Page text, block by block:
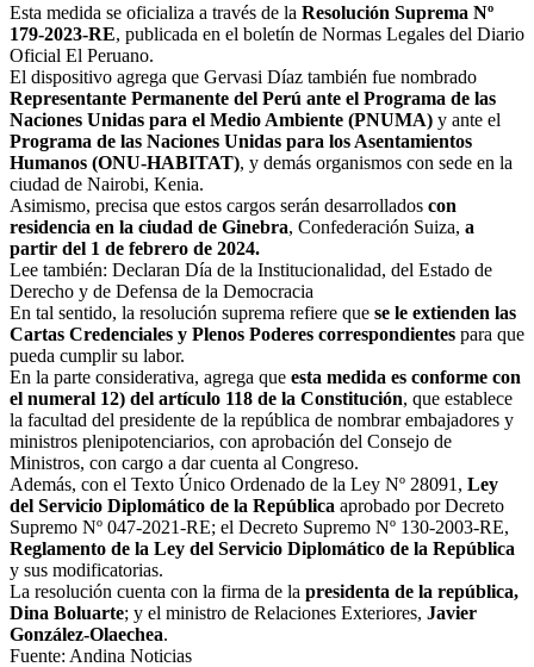
Esta medida se oficializa a través de la Resolución Suprema Nº
179-2023-RE, publicada en el boletín de Normas Legales del Diario
Oficial El Peruano.
El dispositivo agrega que Gervasi Díaz también fue nombrado
Representante Permanente del Perú ante el Programa de las
Naciones Unidas para el Medio Ambiente (PNUMA) y ante el
Programa de las Naciones Unidas para los Asentamientos
Humanos (ONU-HABITAT), y demás organismos con sede en la
ciudad de Nairobi, Kenia.
Asimismo, precisa que estos cargos serán desarrollados con
residencia en la ciudad de Ginebra, Confederación Suiza, a
partir del 1 de febrero de 2024.
Lee también: Declaran Día de la Institucionalidad, del Estado de
Derecho y de Defensa de la Democracia
En tal sentido, la resolución suprema refiere que se le extienden las
Cartas Credenciales y Plenos Poderes correspondientes para que
pueda cumplir su labor.
En la parte considerativa, agrega que esta medida es conforme con
el numeral 12) del artículo 118 de la Constitución, que establece
la facultad del presidente de la república de nombrar embajadores y
ministros plenipotenciarios, con aprobación del Consejo de
Ministros, con cargo a dar cuenta al Congreso.
Además, con el Texto Único Ordenado de la Ley Nº 28091, Ley
del Servicio Diplomático de la República aprobado por Decreto
Supremo Nº 047-2021-RE; el Decreto Supremo Nº 130-2003-RE,
Reglamento de la Ley del Servicio Diplomático de la República
y sus modificatorias.
La resolución cuenta con la firma de la presidenta de la república,
Dina Boluarte; y el ministro de Relaciones Exteriores, Javier
González-Olaechea.
Fuente: Andina Noticias